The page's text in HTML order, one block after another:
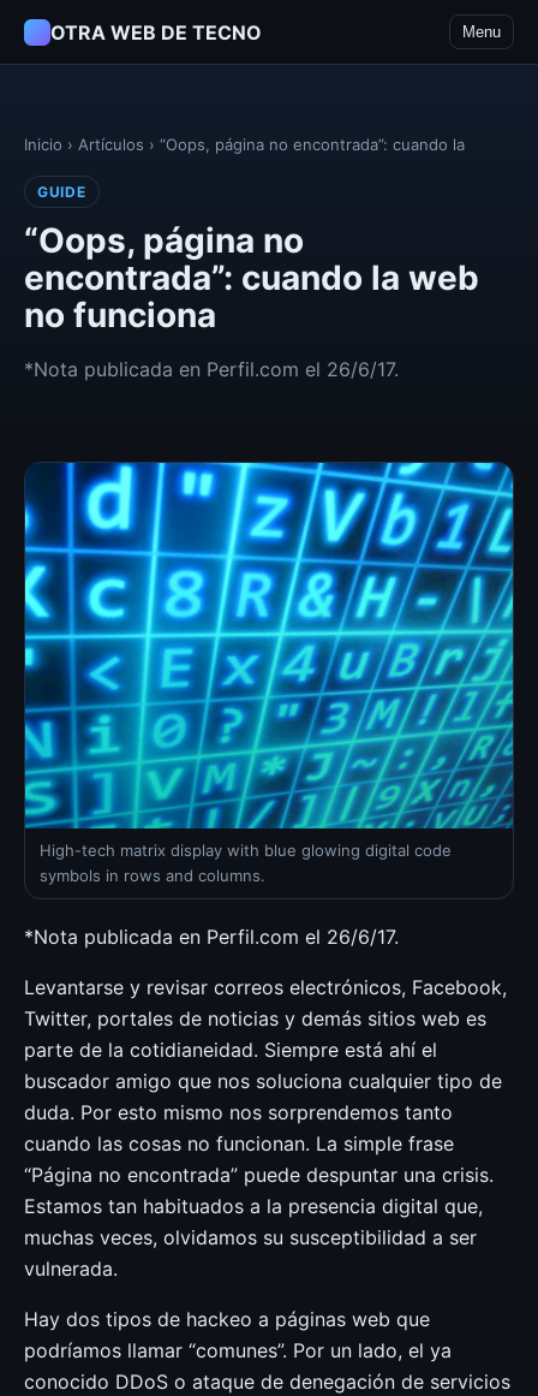
OTRA WEB DE TECNO Menu
Inicio › Artículos › “Oops, página no encontrada”: cuando la
GUIDE
“Oops, página no
encontrada”: cuando la web
no funciona
*Nota publicada en Perfil.com el 26/6/17.
High-tech matrix display with blue glowing digital code
symbols in rows and columns.
*Nota publicada en Perfil.com el 26/6/17.
Levantarse y revisar correos electrónicos, Facebook,
Twitter, portales de noticias y demás sitios web es
parte de la cotidianeidad. Siempre está ahí el
buscador amigo que nos soluciona cualquier tipo de
duda. Por esto mismo nos sorprendemos tanto
cuando las cosas no funcionan. La simple frase
“Página no encontrada” puede despuntar una crisis.
Estamos tan habituados a la presencia digital que,
muchas veces, olvidamos su susceptibilidad a ser
vulnerada.
Hay dos tipos de hackeo a páginas web que
podríamos llamar “comunes”. Por un lado, el ya
conocido DDoS o ataque de denegación de servicios